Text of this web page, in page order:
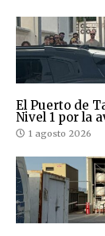
El Puerto de
Nivel 1 por la
1 agosto 2026